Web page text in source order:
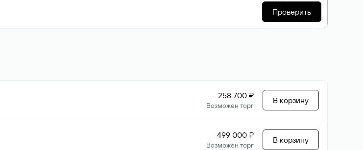
Проверить
258 700 ₽
Возможен торг
В корзину
499 000 ₽
Возможен торг
В корзину